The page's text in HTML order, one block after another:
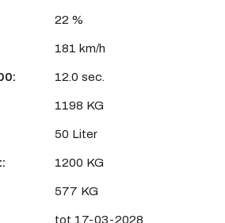
22 %
181 km/h
12.0 sec.
1198 KG
50 Liter
1200 KG
577 KG
tot 17-03-2028